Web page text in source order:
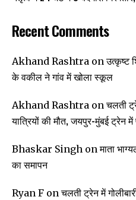
Recent Comments
Akhand Rashtra onउत्कृष्ट
के वकील ने गांव में खोला स्कूल
Akhand Rashtra onचलती
यात्रियों की मौत, जयपुर-मुंबई ट्रेन
Bhaskar Singh onमाता
का समापन
Ryan F onचलती ट्रेन में